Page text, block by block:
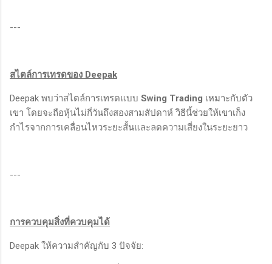
---
สไตล์การเทรดของ Deepak
Deepak พบว่าสไตล์การเทรดแบบ Swing Trading เหมาะกับตัว
เขา โดยจะถือหุ้นไม่กี่วันถึงสองสามสัปดาห์ วิธีนี้ช่วยให้เขาเก็ง
กำไรจากการเคลื่อนไหวระยะสั้นและลดความเสี่ยงในระยะยาว
---
การควบคุมสิ่งที่ควบคุมได้
Deepak ให้ความสำคัญกับ 3 ปัจจัย: